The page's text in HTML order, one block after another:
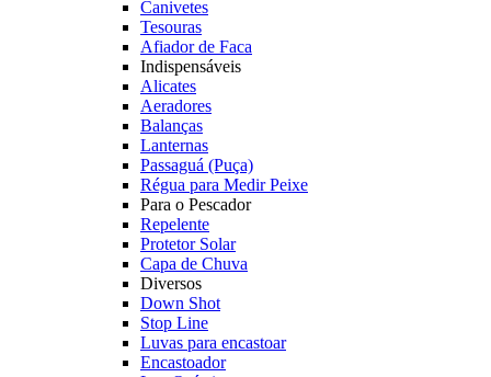
Canivetes
Tesouras
Afiador de Faca
Indispensáveis
Alicates
Aeradores
Balanças
Lanternas
Passaguá (Puça)
Régua para Medir Peixe
Para o Pescador
Repelente
Protetor Solar
Capa de Chuva
Diversos
Down Shot
Stop Line
Luvas para encastoar
Encastoador